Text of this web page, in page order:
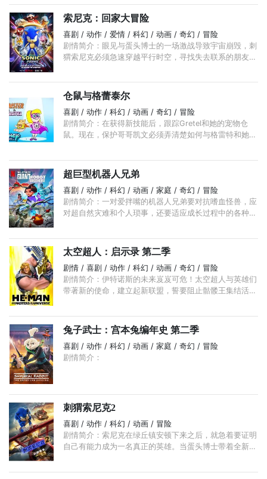
索尼克：回家大冒险
喜剧 / 动作 / 爱情 / 科幻 / 动画 / 奇幻 / 冒险
剧情简介：眼见与蛋头博士的一场激战导致宇宙崩毁，刺
猬索尼克必须急速穿越平行时空，寻找失去联系的朋友，
仓鼠与格蕾泰尔
喜剧 / 动作 / 科幻 / 动画 / 奇幻 / 冒险
剧情简介：在获得新技能后，跟踪Gretel和她的宠物仓
鼠。现在，保护哥哥凯文必须弄清楚如何与格雷特和她的
超巨型机器人兄弟
喜剧 / 动作 / 科幻 / 动画 / 家庭 / 奇幻 / 冒险
剧情简介：一对爱拌嘴的机器人兄弟要对抗嗜血怪兽，应
对超自然灾难和个人琐事，还要适应成长过程中的各种试
太空超人：启示录 第二季
剧情 / 喜剧 / 动作 / 科幻 / 动画 / 奇幻 / 冒险
剧情简介：伊特诺斯的未来岌岌可危！太空超人与英雄们
带著新的使命，建立起新联盟，誓要阻止骷髅王集结活尸
兔子武士：宫本兔编年史 第二季
喜剧 / 动作 / 科幻 / 动画 / 家庭 / 奇幻 / 冒险
剧情简介：
刺猬索尼克2
喜剧 / 动作 / 科幻 / 动画 / 冒险
剧情简介：索尼克在绿丘镇安顿下来之后，就急着要证明
自己有能力成为一名真正的英雄。当蛋头博士带着全新的